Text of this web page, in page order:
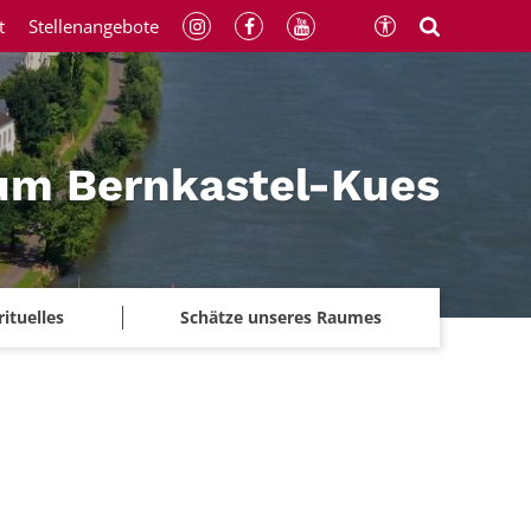
Bernkastel-Kues
Schätze unseres Raumes
Stellenangebote